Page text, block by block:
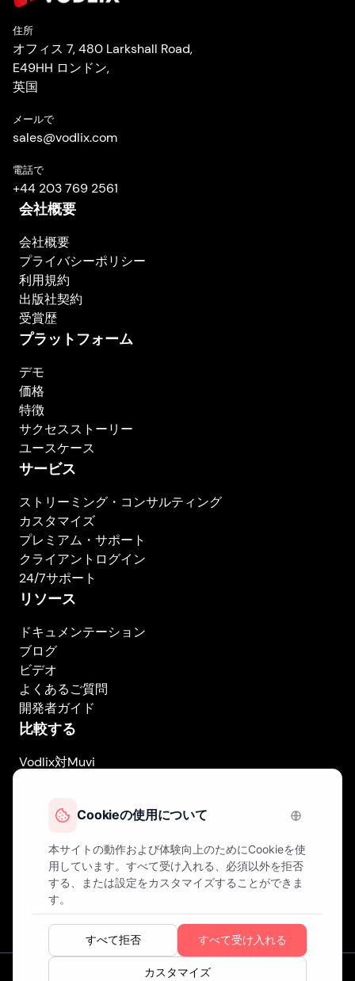
住所
オフィス 7, 480 Larkshall Road,
E49HH ロンドン,
英国
メールで
sales@vodlix.com
電話で
+44 203 769 2561
会社概要
会社概要
プライバシーポリシー
利用規約
出版社契約
受賞歴
プラットフォーム
デモ
価格
特徴
サクセスストーリー
ユースケース
サービス
ストリーミング・コンサルティング
カスタマイズ
プレミアム・サポート
クライアントログイン
24/7サポート
リソース
ドキュメンテーション
ブログ
ビデオ
よくあるご質問
開発者ガイド
比較する
Vodlix対Muvi
Vodlix対Accedo
Vodlix対Vplayed
Vodlix on LinkedIn
Vodlix on Facebook
Vodlix on X (Twitter)
Vodlix on Instagram
私たちのオフィス